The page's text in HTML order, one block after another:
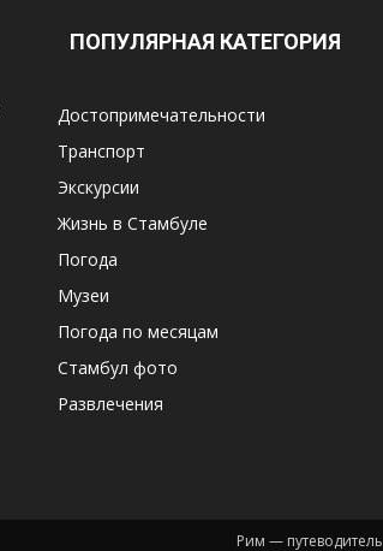
ПОПУЛЯРНАЯ КАТЕГОРИЯ
Достопримечательности
Транспорт
Экскурсии
Жизнь в Стамбуле
Погода
Музеи
Погода по месяцам
Стамбул фото
Развлечения
Рим — путеводитель